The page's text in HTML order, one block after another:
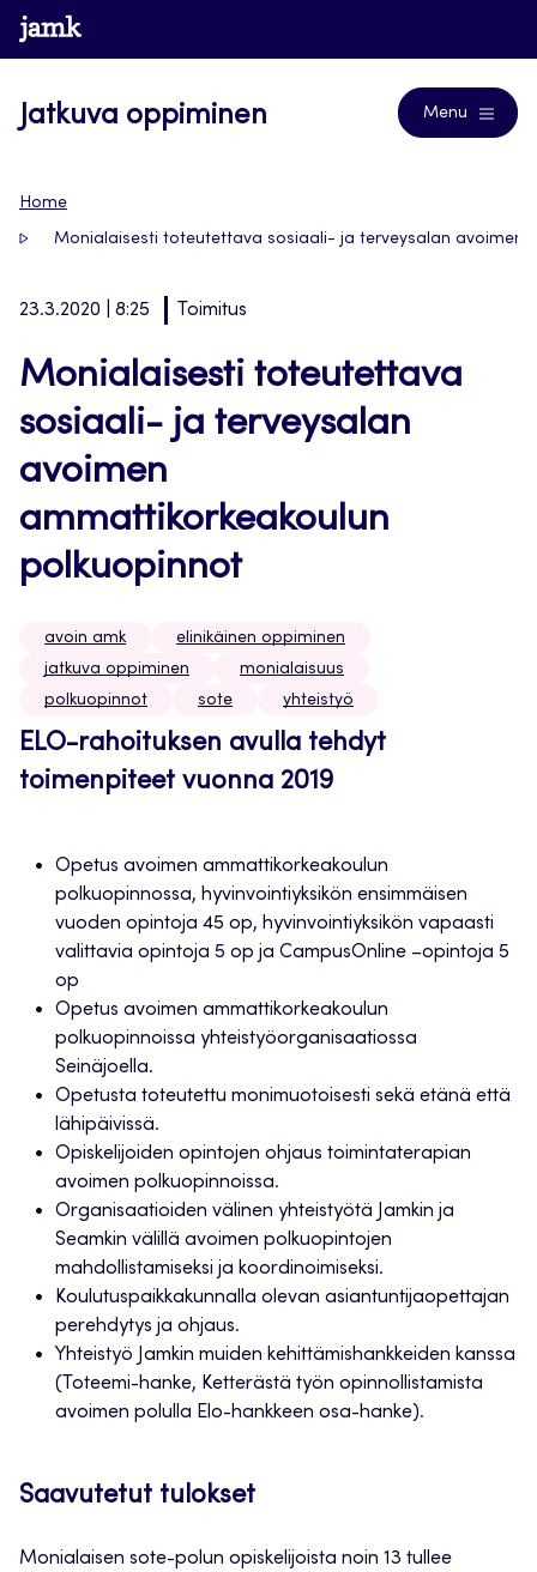
Siirry
suoraan
www.jamk.fi
Jatkuva oppiminen Menu
Home
Monialaisesti toteutettava sosiaali- ja terveysalan avoimen
23.3.2020 | 8:25 Toimitus
Monialaisesti toteutettava
sosiaali- ja terveysalan
avoimen
ammattikorkeakoulun
polkuopinnot
avoin amk
elinikäinen oppiminen
jatkuva oppiminen
monialaisuus
polkuopinnot
sote yhteistyö
ELO-rahoituksen avulla tehdyt
toimenpiteet vuonna 2019
Opetus avoimen ammattikorkeakoulun
polkuopinnossa, hyvinvointiyksikön ensimmäisen
vuoden opintoja 45 op, hyvinvointiyksikön vapaasti
valittavia opintoja 5 op ja CampusOnline –opintoja 5
op
Opetus avoimen ammattikorkeakoulun
polkuopinnoissa yhteistyöorganisaatiossa
Seinäjoella.
Opetusta toteutettu monimuotoisesti sekä etänä että
lähipäivissä.
Opiskelijoiden opintojen ohjaus toimintaterapian
avoimen polkuopinnoissa.
Organisaatioiden välinen yhteistyötä Jamkin ja
Seamkin välillä avoimen polkuopintojen
mahdollistamiseksi ja koordinoimiseksi.
Koulutuspaikkakunnalla olevan asiantuntijaopettajan
perehdytys ja ohjaus.
Yhteistyö Jamkin muiden kehittämishankkeiden kanssa
(Toteemi-hanke, Ketterästä työn opinnollistamista
avoimen polulla Elo-hankkeen osa-hanke).
Saavutetut tulokset
Monialaisen sote-polun opiskelijoista noin 13 tullee